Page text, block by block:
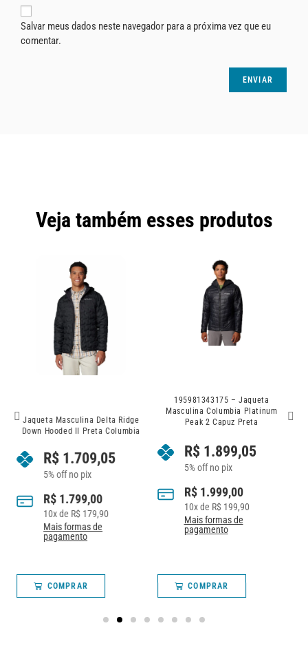
Salvar meus dados neste navegador para a próxima vez que eu
comentar.
Veja também esses produtos
Peak 2 Capuz Preta
R$ 1.899,05
5% off no pix
R$ 1.999,00
10 x de R$199,90
Mais formas de
pagamento
COMPRAR
192660335063 – Jaqueta
Feminina Delta Ridge Preta
R$ 1.424,05
5% off no pix
R$ 1.499,00
10x deR$ 149,90
Mais formas de
pagamento
COMPRAR